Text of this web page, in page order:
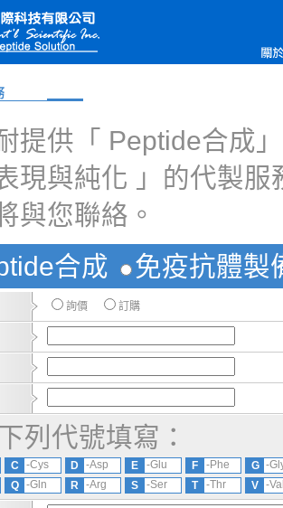
提供「 Peptide合成
現與純化 」的代製
與您聯絡。
合成
免疫抗體製
詢價 訂購
列代號填寫：
C -Cys D -Asp E -Glu F -Phe G -
Q -Gln R -Arg S -Ser T -Thr V -